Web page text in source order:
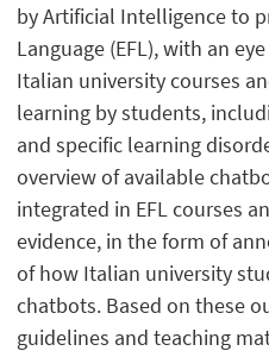
by Artificial Intelligence to
Language (EFL), with an
Italian university courses
learning by students,
and specific learning
overview of available
integrated in EFL courses
evidence, in the form of
of how Italian university
chatbots. Based on these
guidelines and teaching